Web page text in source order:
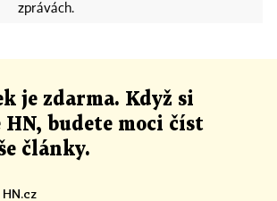
zprávách.
je zdarma. Když si
budete moci číst
články.